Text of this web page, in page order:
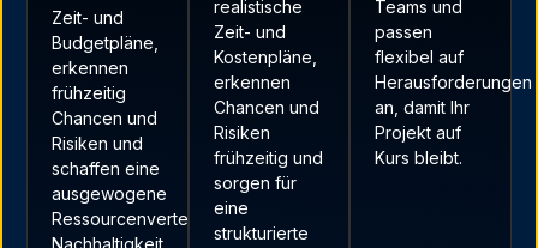
Zeit- und
Budgetpläne,
erkennen
frühzeitig
Chancen und
Risiken und
schaffen eine
ausgewogene
Ressourcenverteilung.
Nachhaltigkeit
realistische
Zeit- und
Kostenpläne,
erkennen
Chancen und
Risiken
frühzeitig und
sorgen für
eine
strukturierte
Teams und
passen
flexibel auf
Herausforderungen
an, damit Ihr
Projekt auf
Kurs bleibt.